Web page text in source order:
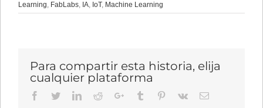
Learning, FabLabs, IA, IoT, Machine Learning
Para compartir esta historia, elija
cualquier plataforma
Facebook
TwitterLinkedIn
RedditGoogle+Tumblr Pinterest
Vk Email